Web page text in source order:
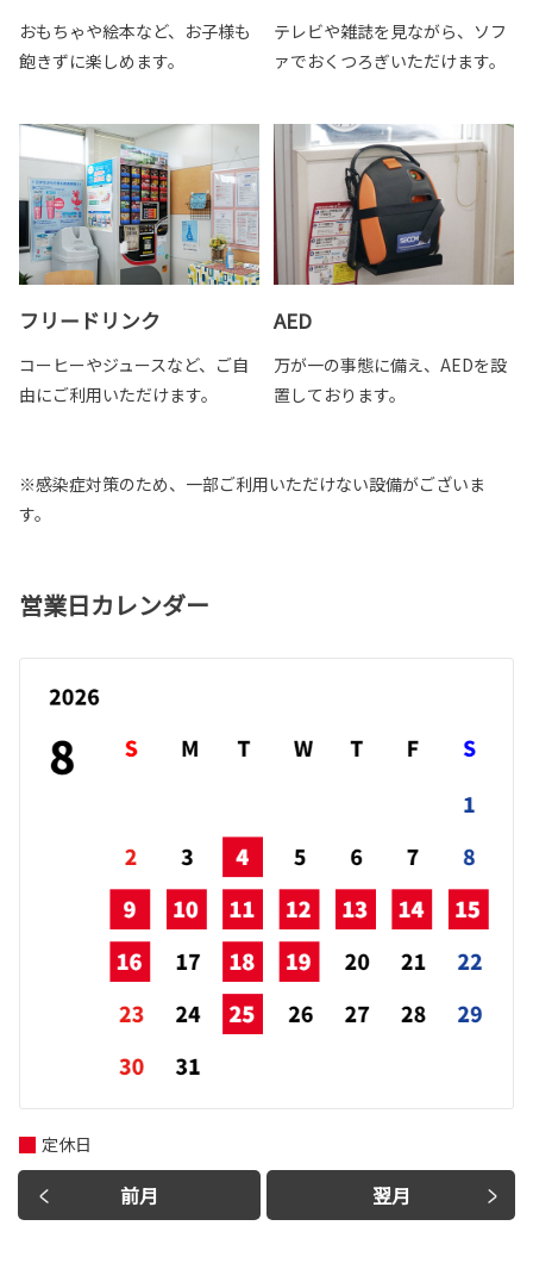
おもちゃや絵本など、お子様も
飽きずに楽しめます。
テレビや雑誌を見ながら、ソフ
ァでおくつろぎいただけます。
フリードリンク
コーヒーやジュースなど、ご自
由にご利用いただけます。
AED
万が一の事態に備え、AEDを設
置しております。
※感染症対策のため、一部ご利用いただけない設備がございま
す。
営業日カレンダー
前月 翌月
定休日